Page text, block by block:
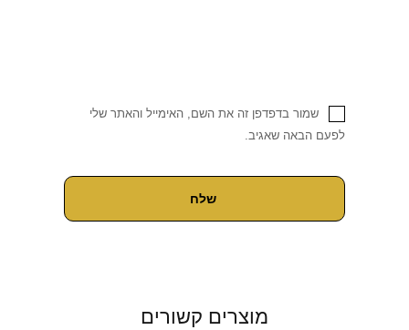
שמור בדפדפן זה את השם, האימייל והאתר שלי
לפעם הבאה שאגיב.
מוצרים קשורים